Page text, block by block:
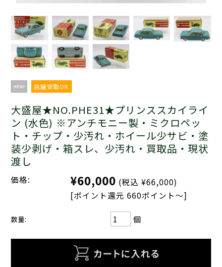
店舗受取OK
大盛屋★NO.PHE31★プリンススカイライ
ン (水色) ※アンチモニー製・ミクロペッ
ト・チップ・少汚れ・ホイール少サビ・塗
装少剥げ・箱スレ、少汚れ・買取品・現状
渡し
価格: ¥60,000 (税込 ¥66,000)
[ポイント還元 660ポイント～]
数量: 個